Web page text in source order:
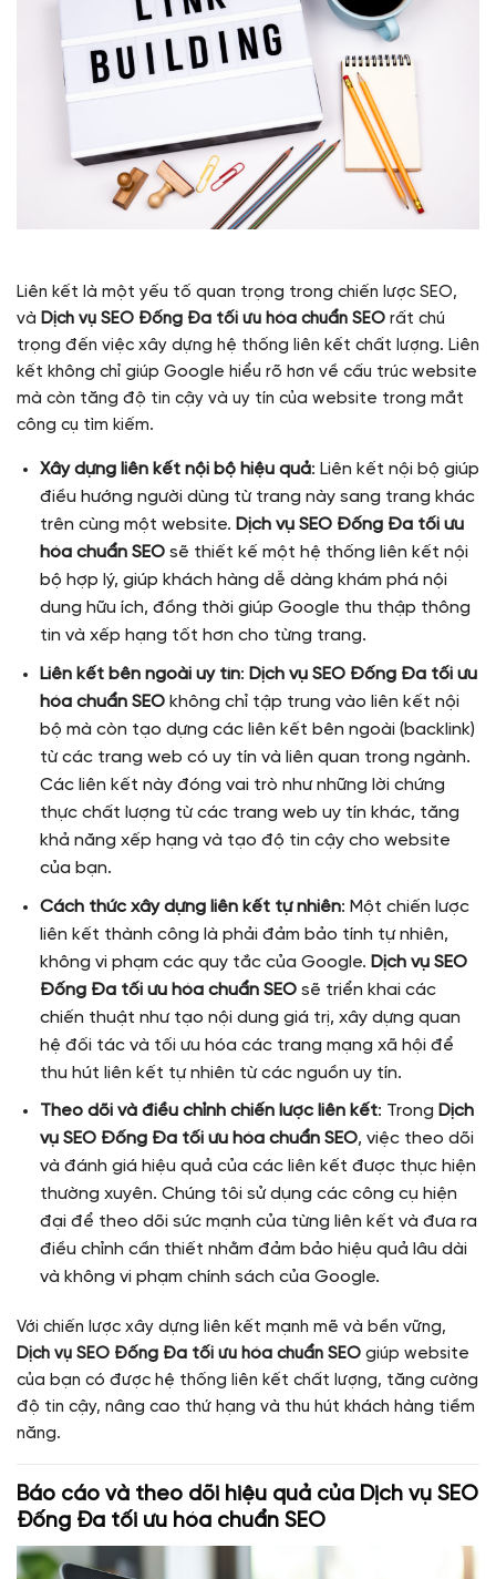
Liên kết là một yếu tố quan trọng trong chiến lược SEO,
và Dịch vụ SEO Đống Đa tối ưu hóa chuẩn SEO rất chú
trọng đến việc xây dựng hệ thống liên kết chất lượng. Liên
kết không chỉ giúp Google hiểu rõ hơn về cấu trúc website
mà còn tăng độ tin cậy và uy tín của website trong mắt
công cụ tìm kiếm.
Xây dựng liên kết nội bộ hiệu quả: Liên kết nội bộ giúp
điều hướng người dùng từ trang này sang trang khác
trên cùng một website. Dịch vụ SEO Đống Đa tối ưu
hóa chuẩn SEOsẽ thiết kế một hệ thống liên kết nội
bộ hợp lý, giúp khách hàng dễ dàng khám phá nội
dung hữu ích, đồng thời giúp Google thu thập thông
tin và xếp hạng tốt hơn cho từng trang.
Liên kết bên ngoài uy tín: Dịch vụ SEO Đống Đa tối ưu
hóa chuẩn SEOkhông chỉ tập trung vào liên kết nội
bộ mà còn tạo dựng các liên kết bên ngoài (backlink)
từ các trang web có uy tín và liên quan trong ngành.
Các liên kết này đóng vai trò như những lời chứng
thực chất lượng từ các trang web uy tín khác, tăng
khả năng xếp hạng và tạo độ tin cậy cho website
của bạn.
Cách thức xây dựng liên kết tự nhiên: Một chiến lược
liên kết thành công là phải đảm bảo tính tự nhiên,
không vi phạm các quy tắc của Google. Dịch vụ SEO
Đống Đa tối ưu hóa chuẩn SEOsẽ triển khai các
chiến thuật như tạo nội dung giá trị, xây dựng quan
hệ đối tác và tối ưu hóa các trang mạng xã hội để
thu hút liên kết tự nhiên từ các nguồn uy tín.
Theo dõi và điều chỉnh chiến lược liên kết: Trong Dịch
vụ SEO Đống Đa tối ưu hóa chuẩn SEO, việc theo dõi
và đánh giá hiệu quả của các liên kết được thực hiện
thường xuyên. Chúng tôi sử dụng các công cụ hiện
đại để theo dõi sức mạnh của từng liên kết và đưa ra
điều chỉnh cần thiết nhằm đảm bảo hiệu quả lâu dài
và không vi phạm chính sách của Google.
Với chiến lược xây dựng liên kết mạnh mẽ và bền vững,
Dịch vụ SEO Đống Đa tối ưu hóa chuẩn SEO giúp website
của bạn có được hệ thống liên kết chất lượng, tăng cường
độ tin cậy, nâng cao thứ hạng và thu hút khách hàng tiềm
năng.
Báo cáo và theo dõi hiệu quả của Dịch vụ SEO
Đống Đa tối ưu hóa chuẩn SEO